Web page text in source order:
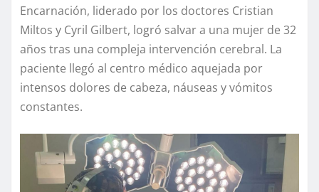
Encarnación, liderado por los doctores Cristian
Miltos y Cyril Gilbert, logró salvar a una mujer de 32
años tras una compleja intervención cerebral. La
paciente llegó al centro médico aquejada por
intensos dolores de cabeza, náuseas y vómitos
constantes.